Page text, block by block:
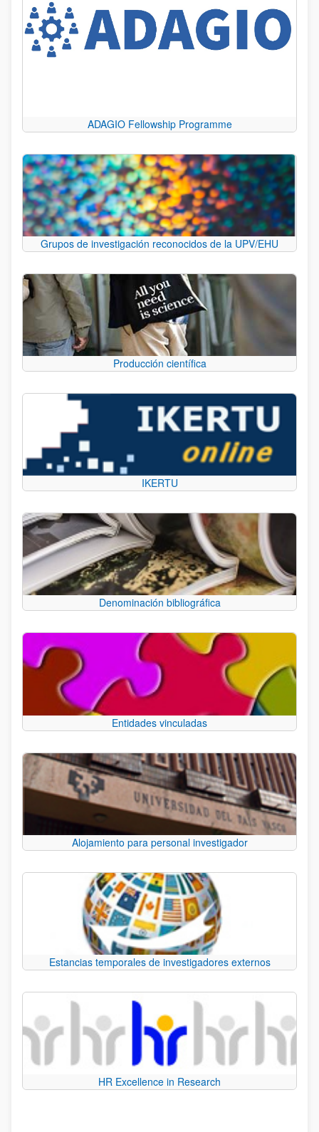
ADAGIO Fellowship Programme
Grupos de investigación reconocidos de la UPV/EHU
Producción científica
IKERTU
Denominación bibliográfica
Entidades vinculadas
Alojamiento para personal investigador
Estancias temporales de investigadores externos
HR Excellence in Research